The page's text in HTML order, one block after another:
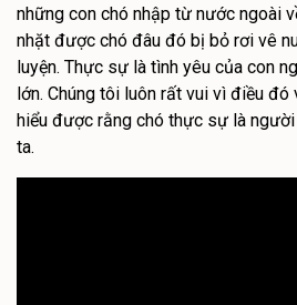
những con chó nhập từ nước ngoài
nhặt được chó đâu đó bị bỏ rơi vê
luyện. Thực sự là tình yêu của con
lớn. Chúng tôi luôn rất vui vì điều đó
hiểu được rằng chó thực sự là
ta.